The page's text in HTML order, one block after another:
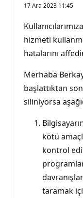
17 Ara 2023 11:45
hizmeti
hatalarını
Merhaba
başlattıktan
siliniyorsa
kötü
kontrol
taramak